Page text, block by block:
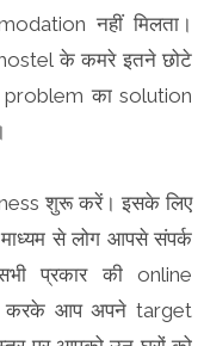
नहीं मिलता।
hostel के कमरे इतने छोटे
problem का solution
शुरू करें। इसके लिए
से लोग आपसे संपर्क
प्रकार की online
करके आप अपने target